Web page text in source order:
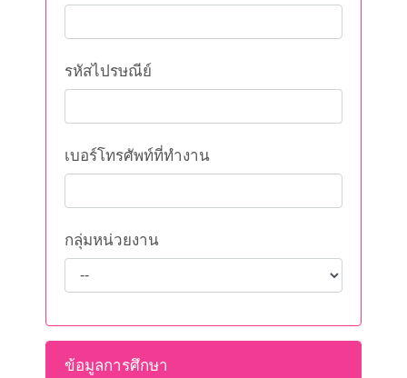
รหัสไปรษณีย์
เบอร์โทรศัพท์ที่ทำงาน
กลุ่มหน่วยงาน
ข้อมูลการศึกษา